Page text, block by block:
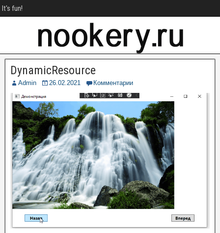
It's fun!
DynamicResource
Admin 26.02.2021 Комментарии